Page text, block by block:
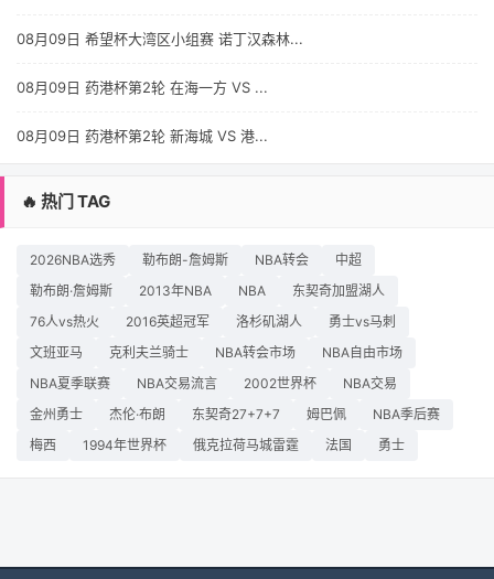
08月09日 希望杯大湾区小组赛 诺丁汉森林...
08月09日 药港杯第2轮 在海一方 VS ...
08月09日 药港杯第2轮 新海城 VS 港...
🔥 热门 TAG
2026NBA选秀 勒布朗-詹姆斯 NBA转会
中超
勒布朗·詹姆斯
2013年NBA NBA
东契奇加盟湖人
76人vs热火
2016英超冠军 洛杉矶湖人
勇士vs马刺
文班亚马
克利夫兰骑士 NBA转会市场
NBA自由市场
NBA夏季联赛
NBA交易流言 2002世界杯
NBA交易
金州勇士
杰伦·布朗 东契奇27+7+7 姆巴佩
NBA季后赛
梅西
1994年世界杯 俄克拉荷马城雷霆 法国 勇士